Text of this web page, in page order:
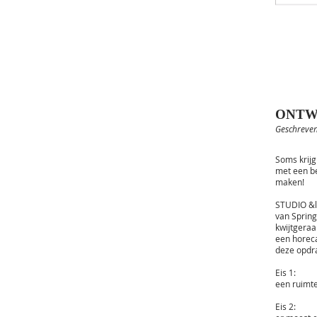
Soms
met een
maken!
STUDIO
van
een
deze
Eis 1:
een
Eis 2: